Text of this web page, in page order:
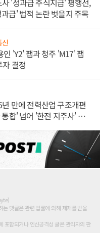
'성과급 주식지급' 평행선,
급' 법적 논란 벗을지 주목
신
인 'Y2' 팹과 청주 'M17' 팹
결정
만에 전력산업 구조개편
합' 넘어 '한전 지주사' 재편
는 댓글은 관련 법률에 의해 제재를 받을
포함되거나 인신공격성 글은 관리자의 판